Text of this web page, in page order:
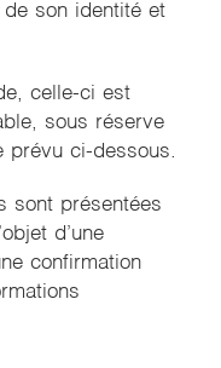
son identité et
celle-ci est
sous réserve
prévu ci-dessous.
sont présentées
d’une
confirmation